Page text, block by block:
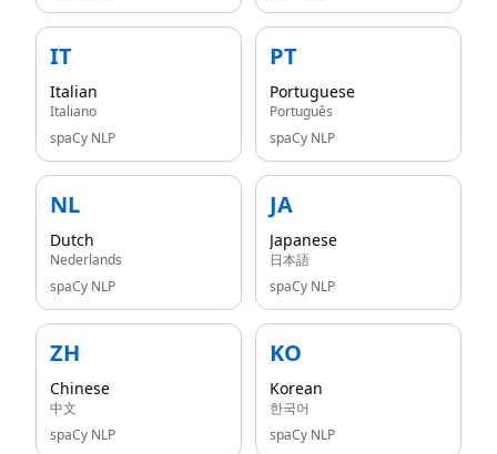
IT
Italian
Italiano
spaCy NLP
PT
Portuguese
Português
spaCy NLP
NL
Dutch
Nederlands
spaCy NLP
JA
Japanese
日本語
spaCy NLP
ZH
Chinese
中文
spaCy NLP
KO
Korean
한국어
spaCy NLP